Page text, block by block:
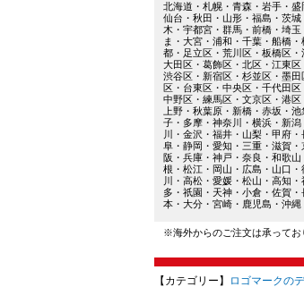
北海道・札幌・青森・岩手・盛
仙台・秋田・山形・福島・茨城
木・宇都宮・群馬・前橋・埼玉
ま・大宮・浦和・千葉・船橋
都・足立区・荒川区・板橋区・
大田区・葛飾区・北区・江東区
渋谷区・新宿区・杉並区・墨田
区・台東区・中央区・千代田区
中野区・練馬区・文京区・港区
上野・秋葉原・新橋・赤坂・池
子・多摩・神奈川・横浜・新潟
川・金沢・福井・山梨・甲府・
阜・静岡・愛知・三重・滋賀・
阪・兵庫・神戸・奈良・和歌山
根・松江・岡山・広島・山口・
川・高松・愛媛・松山・高知・
多・祇園・天神・小倉・佐賀・
本・大分・宮崎・鹿児島・沖縄
※海外からのご注文は承ってお
【カテゴリー】 ロゴマークの